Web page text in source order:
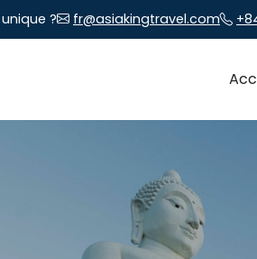
? fr@asiakingtravel.com